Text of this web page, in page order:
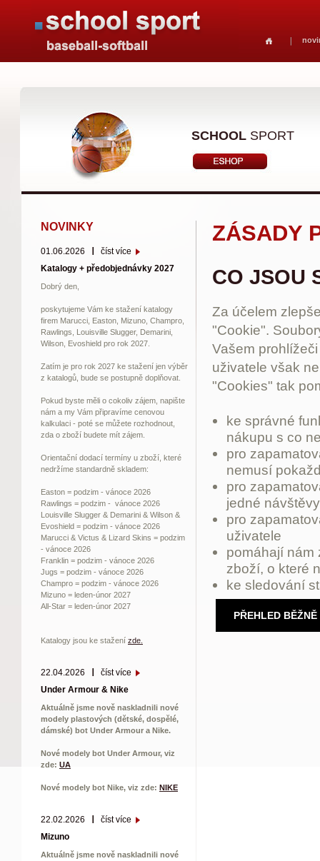
SCHOOL SPORT
NOVINKY
01.06.2026
číst více
Katalogy + předobjednávky 2027
Dobrý den,
poskytujeme Vám ke stažení katalogy
firem Marucci, Easton, Mizuno, Champro,
Rawlings, Louisville Slugger, Demarini,
Wilson, Evoshield pro rok 2027.
Zatím je pro rok 2027 ke stažení jen výběr
z katalogů, bude se postupně doplňovat.
Pokud byste měli o cokoliv zájem, napište
nám a my Vám připravíme cenovou
kalkulaci - poté se můžete rozhodnout,
zda o zboží budete mít zájem.
Orientační dodací termíny u zboží, které
nedržíme standardně skladem:
Easton = podzim - vánoce 2026
Rawlings = podzim - vánoce 2026
Louisville Slugger & Demarini & Wilson &
Evoshield = podzim - vánoce 2026
Marucci & Victus & Lizard Skins = podzim
- vánoce 2026
Franklin = podzim - vánoce 2026
Jugs = podzim - vánoce 2026
Champro = podzim - vánoce 2026
Mizuno = leden-únor 2027
All-Star = leden-únor 2027
Katalogy jsou ke stažení zde.
22.04.2026
číst více
Under Armour & Nike
Aktuálně jsme nově naskladnili nové
modely plastových (dětské, dospělé,
dámské) bot Under Armour a Nike.
Nové modely bot Under Armour, viz
zde: UA
Nové modely bot Nike, viz zde: NIKE
22.02.2026
číst více
Mizuno
Aktuálně jsme nově naskladnili nové
ZÁSADY
CO JSOU
Za účelem
"Cookie".
Vašem
uživatele však
"Cookies" tak
ke správné
nákupu s co
pro
nemusí
pro
jedné návštěvy
pro
uživatele
pomáhají nám
zboží, o které
ke sledování
PŘEHLED